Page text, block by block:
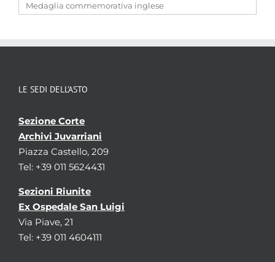
Medaglia commemorativa inglese
LE SEDI DELL’ASTO
Sezione Corte
Archivi Juvarriani
Piazza Castello, 209
Tel: +39 011 5624431
Sezioni Riunite
Ex Ospedale San Luigi
Via Piave, 21
Tel: +39 011 4604111